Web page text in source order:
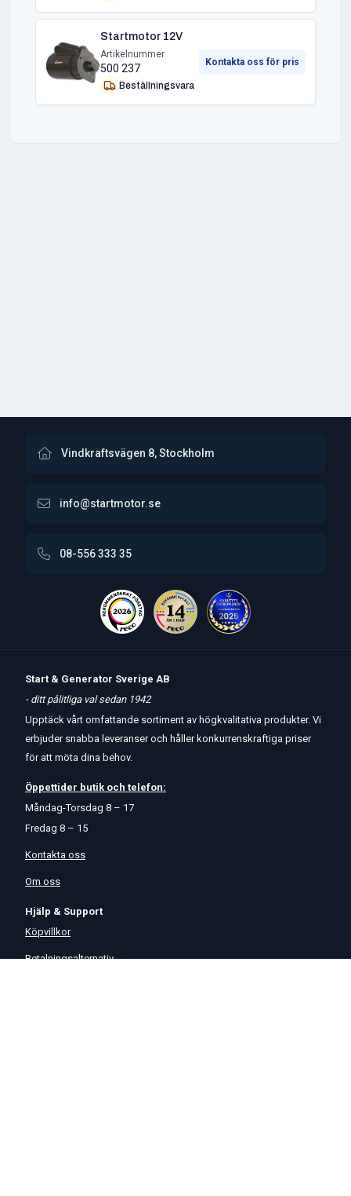
Startmotor 12V
Artikelnummer
500 237
Beställningsvara
Kontakta oss för pris
Vindkraftsvägen 8, Stockholm
info@startmotor.se
08-556 333 35
Start & Generator Sverige AB
- ditt pålitliga val sedan 1942
Upptäck vårt omfattande sortiment av högkvalitativa produkter. Vi
erbjuder snabba leveranser och håller konkurrenskraftiga priser
för att möta dina behov.
Öppettider butik och telefon:
Måndag-Torsdag 8 – 17
Fredag 8 – 15
Kontakta oss
Om oss
Hjälp & Support
Köpvillkor
Betalningsalternativ